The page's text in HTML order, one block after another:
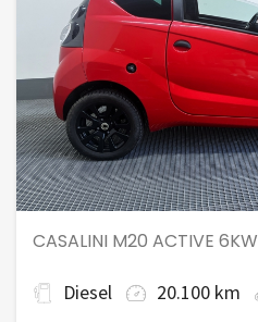
CASALINI M20 ACTIVE 6KW
Diesel 20.100 km